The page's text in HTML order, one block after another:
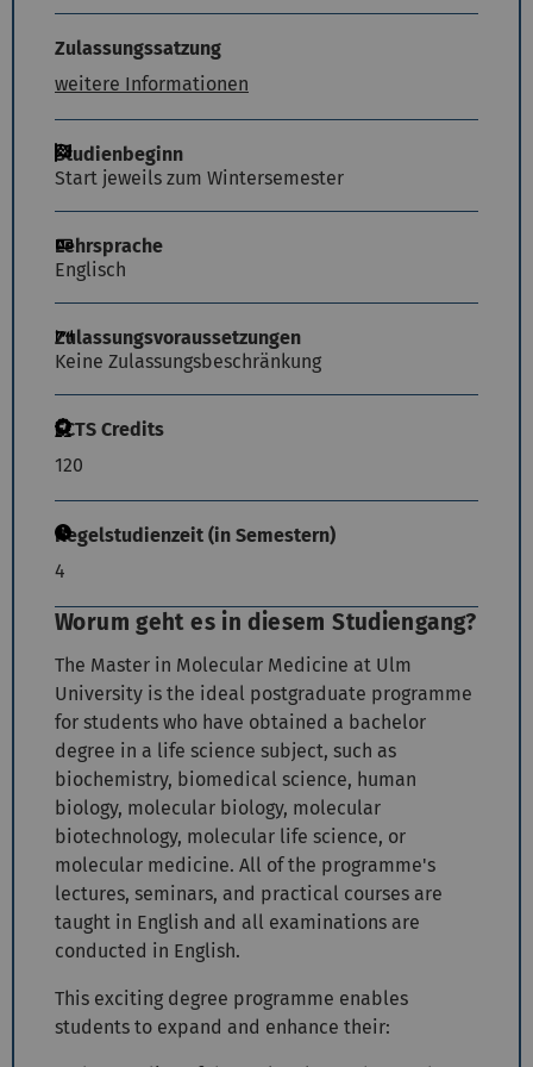
Worum geht es in diesem Studiengang?
The Master in Molecular Medicine at Ulm
University is the ideal postgraduate programme
for students who have obtained a bachelor
degree in a life science subject, such as
biochemistry, biomedical science, human
biology, molecular biology, molecular
biotechnology, molecular life science, or
molecular medicine. All of the programme's
lectures, seminars, and practical courses are
taught in English and all examinations are
conducted in English.
This exciting degree programme enables
students to expand and enhance their:
Zulassungssatzung
weitere Informationen
Studienbeginn
Start jeweils zum Wintersemester
Lehrsprache
Englisch
Zulassungsvoraussetzungen
Keine Zulassungsbeschränkung
ECTS Credits
120
Regelstudienzeit (in Semestern)
4